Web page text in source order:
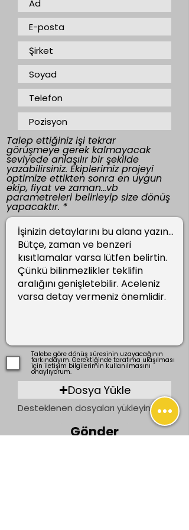
Talep ettiğiniz işi tekrar
görüşmeye gerek kalmayacak
seviyede anlaşılır bir şekilde
yazabilirsiniz. Ekiplerimiz projeyi
optimize ettikten sonra en uygun
ekip, fiyat ve zaman...vb
parametreleri belirleyip size dönüş
yapacaktır.
Talebe göre dönüş süresinin uzayacağının
farkındayım. Gerektiğinde tarafıma ulaşılması
için iletişim bilgilerimin kullanılmasını
onaylıyorum.
Dosya Yükle
Desteklenen dosyaları yükleyin (En fazla 15 MB)
Gönder